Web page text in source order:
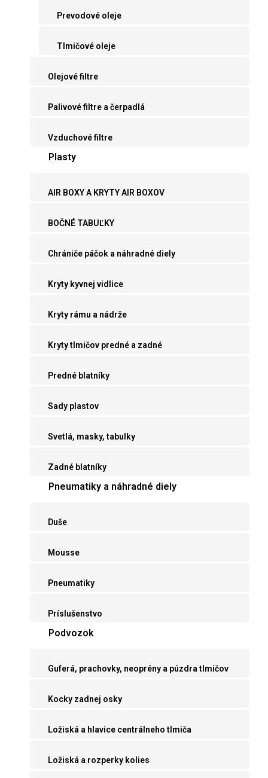
Prevodové oleje
Tlmičové oleje
Olejové filtre
Palivové filtre a čerpadlá
Vzduchové filtre
Plasty
AIR BOXY A KRYTY AIR BOXOV
BOČNÉ TABUĽKY
Chrániče páčok a náhradné diely
Kryty kyvnej vidlice
Kryty rámu a nádrže
Kryty tlmičov predné a zadné
Predné blatníky
Sady plastov
Svetlá, masky, tabulky
Zadné blatníky
Pneumatiky a náhradné diely
Duše
Mousse
Pneumatiky
Príslušenstvo
Podvozok
Guferá, prachovky, neoprény a púzdra tlmičov
Kocky zadnej osky
Ložiská a hlavice centrálneho tlmiča
Ložiská a rozperky kolies